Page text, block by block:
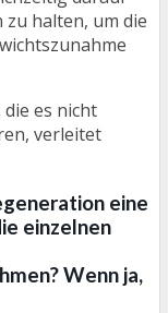
halten, um die
es nicht
verleitet
eine
einzelnen
Wenn ja,